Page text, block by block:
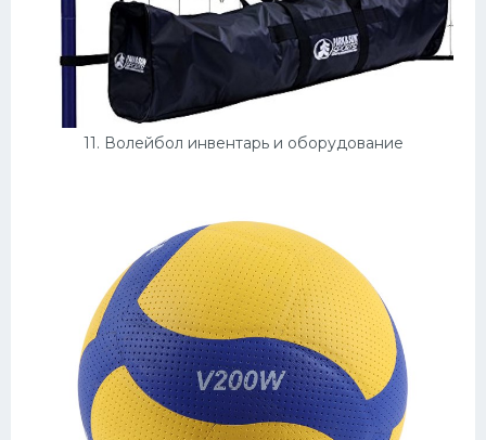
11. Волейбол инвентарь и оборудование